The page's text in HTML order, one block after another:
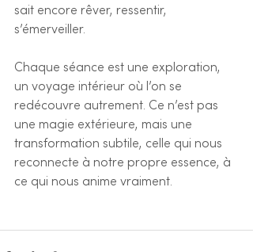
sait encore rêver, ressentir,
s’émerveiller.
Chaque séance est une exploration,
un voyage intérieur où l’on se
redécouvre autrement. Ce n’est pas
une magie extérieure, mais une
transformation subtile, celle qui nous
reconnecte à notre propre essence, à
ce qui nous anime vraiment.